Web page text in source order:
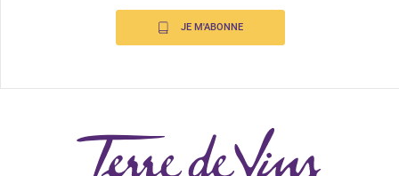
JE M'ABONNE